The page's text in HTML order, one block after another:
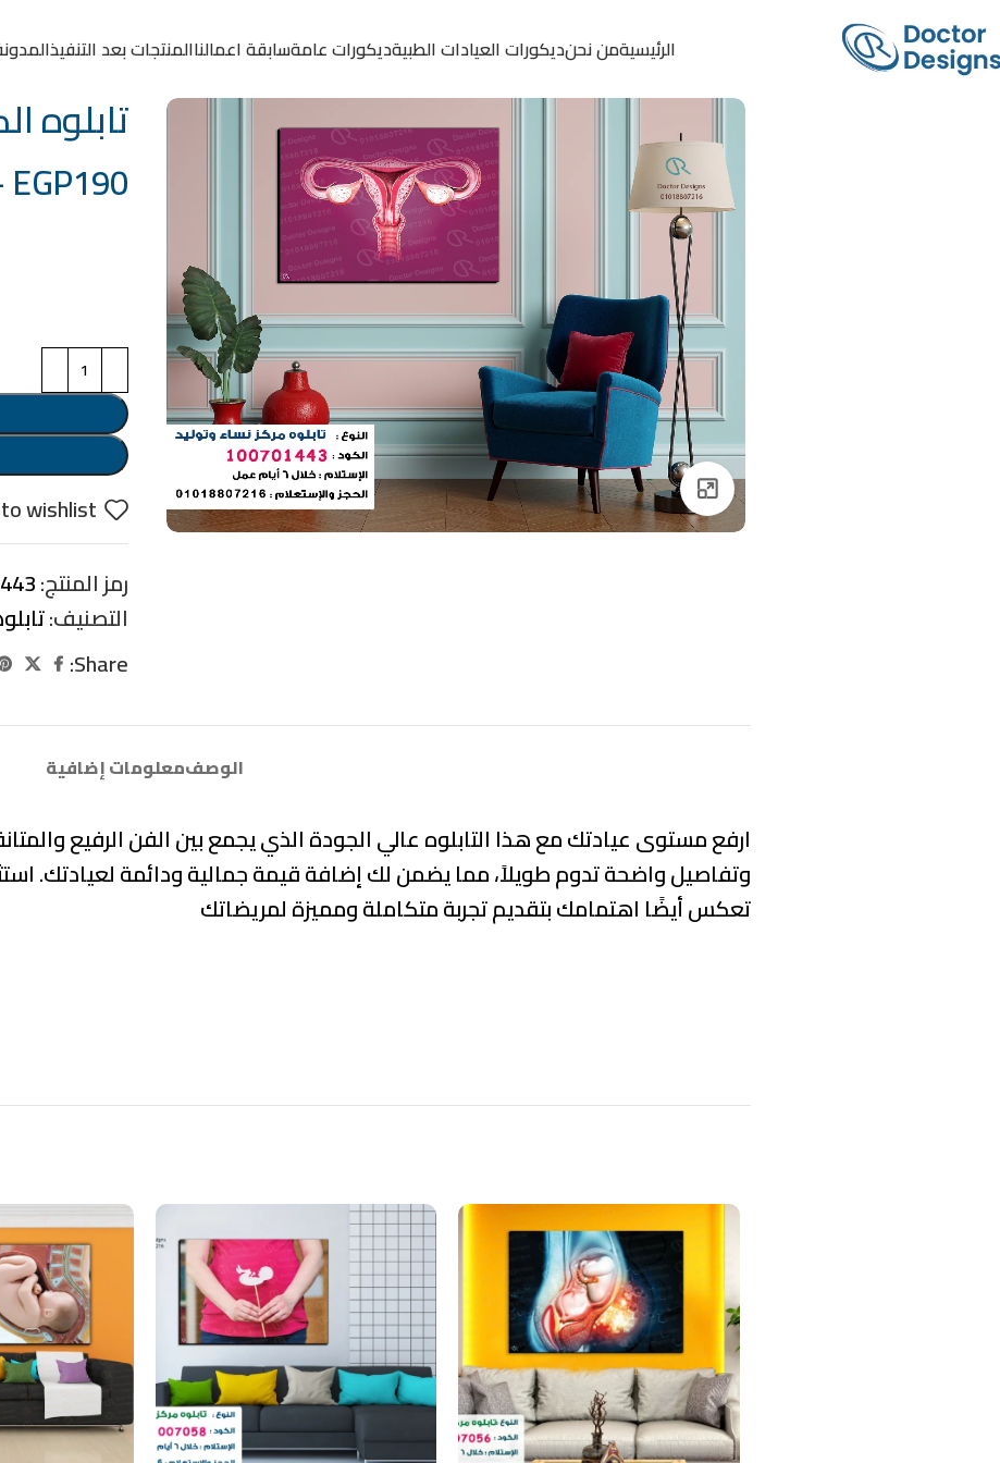
الرئيسيةمن نحنديكورات العيادات الطبيةديكورات عامةسابقة اعمالناالمنتجات بعد التنفيذ
Click to enlarge
تابلوه
EGP190
wishlist
رمز المنتج:
التصنيف:
Share:
الوصفمعلومات إضافية
ارفع مستوى عيادتك مع هذا التابلوه عالي الجودة الذي يجمع بين الفن الرفيع
وتفاصيل واضحة تدوم طويلاً، مما يضمن لك إضافة قيمة جمالية ودائمة لعيادتك.
تعكس أيضًا اهتمامك بتقديم تجربة متكاملة ومميزة لمريضاتك